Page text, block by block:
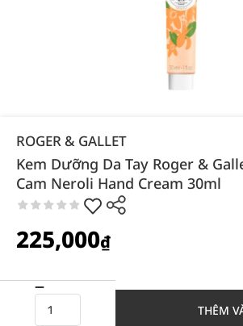
ROGER & GALLET
Kem Dưỡng Da Tay Roger &
Cam Neroli Hand Cream 30ml
225,000₫
THÊM